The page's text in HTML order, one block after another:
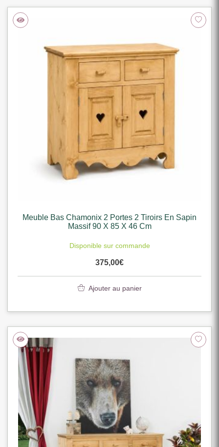
Meuble Bas Chamonix 2 Portes 2 Tiroirs En Sapin
Massif 90 X 85 X 46 Cm
Disponible sur commande
375,00€
Ajouter au panier